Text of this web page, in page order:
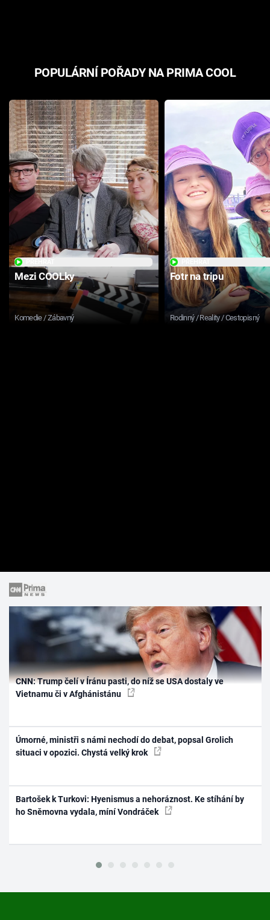
POPULÁRNÍ POŘADY NA PRIMA COOL
Mezi COOLky
Komedie / Zábavný
Fotr na tripu
Rodinný / Reality / Cestopisný
CNN: Trump čelí v Íránu pasti, do níž se USA dostaly ve
Vietnamu či v Afghánistánu
Úmorné, ministři s námi nechodí do debat, popsal Grolich
situaci v opozici. Chystá velký krok
Bartošek k Turkovi: Hyenismus a nehoráznost. Ke stíhání by
ho Sněmovna vydala, míní Vondráček